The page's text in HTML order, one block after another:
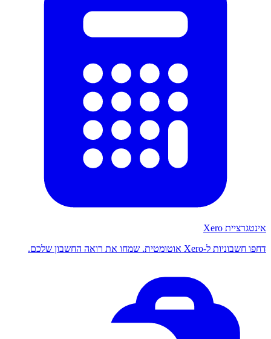
אינטגרציית Xero
דחפו חשבוניות ל-Xero אוטומטית. שמחו את רואה החשבון שלכם.